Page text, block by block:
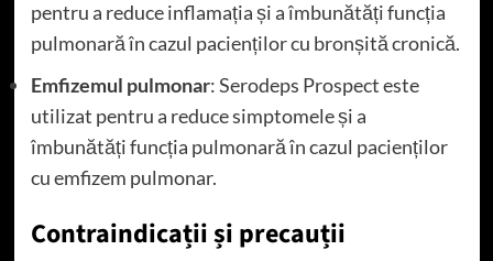
pentru a reduce inflamația și a îmbunătăți funcția
pulmonară în cazul pacienților cu bronșită cronică.
Emfizemul pulmonar: Serodeps Prospect este
utilizat pentru a reduce simptomele și a
îmbunătăți funcția pulmonară în cazul pacienților
cu emfizem pulmonar.
Contraindicații și precauții